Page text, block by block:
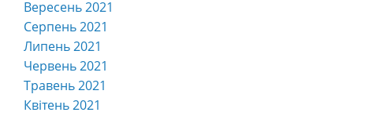
Вересень 2021
Серпень 2021
Липень 2021
Червень 2021
Травень 2021
Квітень 2021